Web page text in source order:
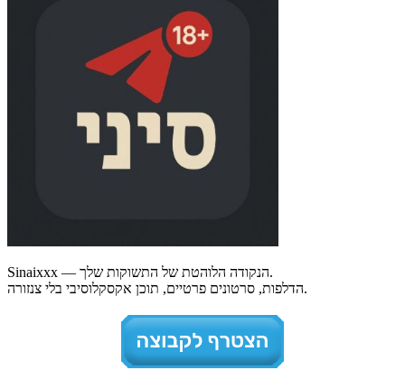
Sinaixxx — הנקודה הלוהטת של התשוקות שלך.
הדלפות, סרטונים פרטיים, תוכן אקסקלוסיבי בלי צנזורה.